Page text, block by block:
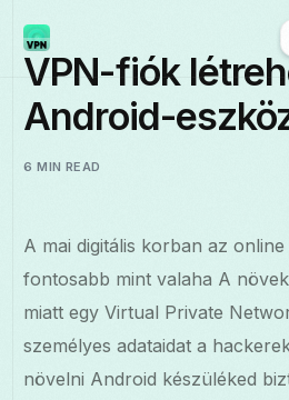
Download free
VPN-fiók
Android-
6 MIN READ
A mai digitális korban az
fontosabb mint valaha A
miatt egy Virtual Private
személyes adataidat a
növelni Android készüléked